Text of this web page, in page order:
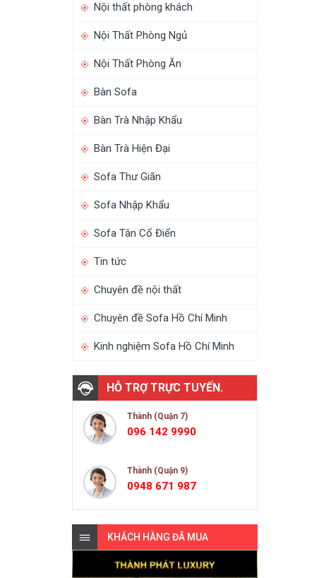
Nội thất phòng khách
Nội Thất Phòng Ngủ
Nội Thất Phòng Ăn
Bàn Sofa
Bàn Trà Nhập Khẩu
Bàn Trà Hiện Đại
Sofa Thư Giãn
Sofa Nhập Khẩu
Sofa Tân Cổ Điển
Tin tức
Chuyên đề nội thất
Chuyên đề Sofa Hồ Chí Minh
Kinh nghiệm Sofa Hồ Chí Minh
HỖ TRỢ TRỰC TUYẾN.
Thành (Quận 7)
096 142 9990
Thành (Quận 9)
0948 671 987
KHÁCH HÀNG ĐÃ MUA